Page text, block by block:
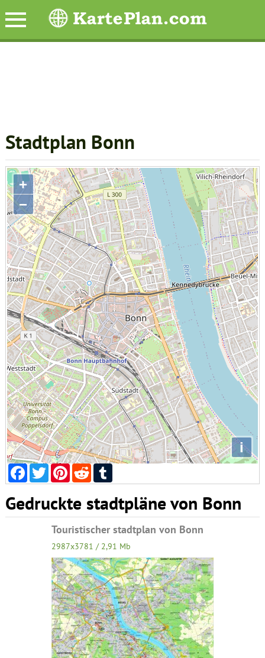
Stadtplan Bonn
+
−
i
Facebook
TwitterPinterest
RedditTumblr
Gedruckte stadtpläne von Bonn
Touristischer stadtplan von Bonn
2987x3781 / 2,91 Mb